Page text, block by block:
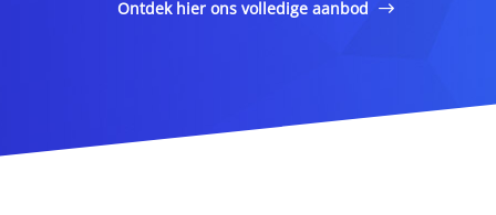
Ontdek hier ons volledige aanbod